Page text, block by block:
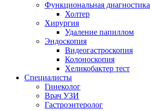
Функциональная диагностика
Холтер
Хирургия
Удаление папиллом
Эндоскопия
Видеогастроскопия
Колоноскопия
Хеликобактер тест
Специалисты
Гинеколог
Врач УЗИ
Гастроэнтеролог